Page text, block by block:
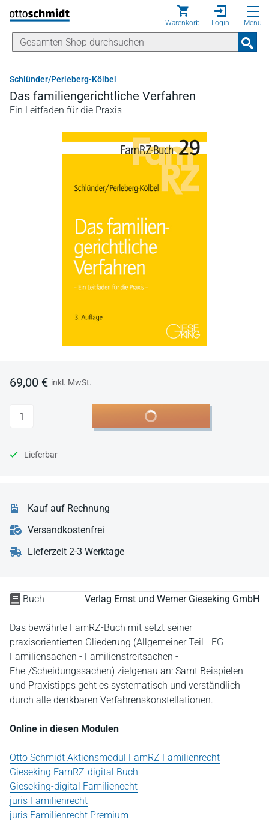
Direkt zum Inhalt
Warenkorb Login Menü
Schlünder/Perleberg-Kölbel
Das familiengerichtliche Verfahren
Ein Leitfaden für die Praxis
Buch Verlag Ernst und Werner Gieseking GmbH
Das bewährte FamRZ-Buch mit setzt seiner
praxisorientierten Gliederung (Allgemeiner Teil - FG-
Familiensachen - Familienstreitsachen -
Ehe-/Scheidungssachen) zielgenau an: Samt Beispielen
und Praxistipps geht es systematisch und verständlich
durch alle denkbaren Verfahrenskonstellationen.
Online in diesen Modulen
Otto Schmidt Aktionsmodul FamRZ Familienrecht
Gieseking FamRZ-digital Buch
Gieseking-digital Familienecht
juris Familienrecht
juris Familienrecht Premium
69,00 € inkl. MwSt.
Anzahl In den Warenkorb
Lieferbar
Kauf auf Rechnung
Versandkostenfrei
Lieferzeit 2-3 Werktage